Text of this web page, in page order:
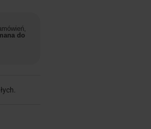
do